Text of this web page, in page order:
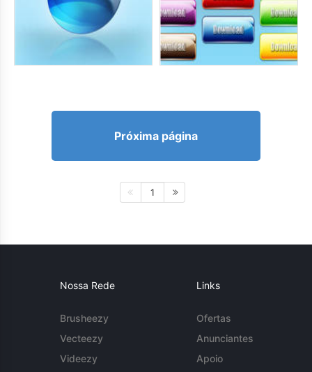
Próxima página
1
Nossa Rede
Brusheezy
Vecteezy
Videezy
Links
Ofertas
Anunciantes
Apoio